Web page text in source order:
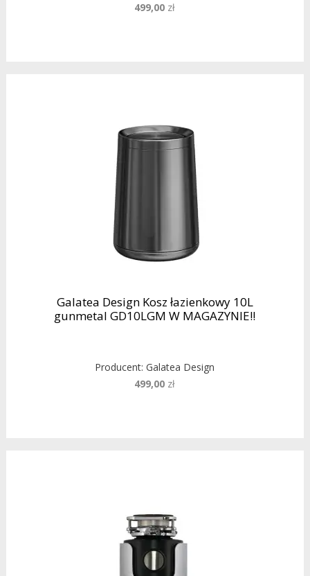
499,00 zł
Galatea Design Kosz łazienkowy 10L
gunmetal GD10LGM W MAGAZYNIE!!
Producent:Galatea Design
499,00 zł